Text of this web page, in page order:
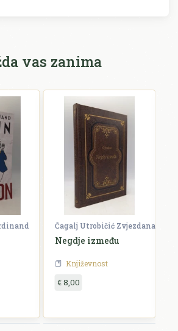
vas zanima
Čagalj Utrobičić Zvjezdana
Negdje između
Književnost
€ 8,00